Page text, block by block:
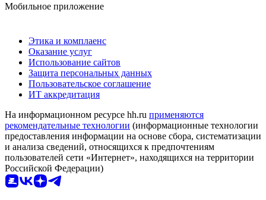
Мобильное приложение
Этика и комплаенс
Оказание услуг
Использование сайтов
Защита персональных данных
Пользовательское соглашение
ИТ аккредитация
На информационном ресурсе hh.ru применяются
рекомендательные технологии (информационные технологии
предоставления информации на основе сбора, систематизации
и анализа сведений, относящихся к предпочтениям
пользователей сети «Интернет», находящихся на территории
Российской Федерации)